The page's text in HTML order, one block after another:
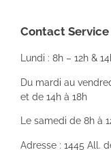
Contact
Lundi : 8h – 12h &
Du mardi au
et de 14h à 18h
Le samedi de 8h à
Adresse : 1445 All.